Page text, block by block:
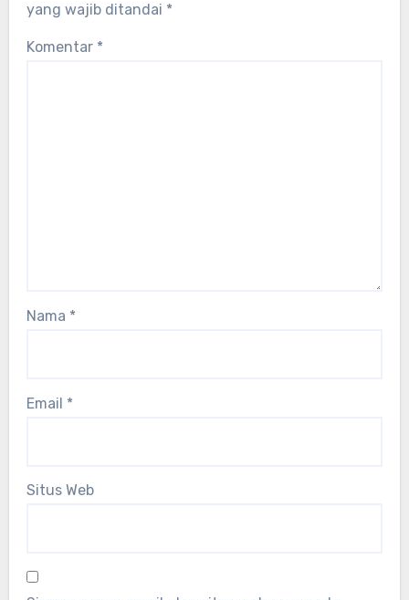
yang wajib ditandai *
Komentar *
Nama *
Email *
Situs Web